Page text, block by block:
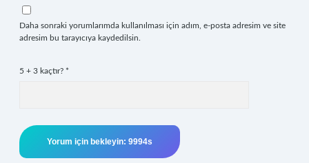
Daha sonraki yorumlarımda kullanılması için adım, e-posta adresim ve site
adresim bu tarayıcıya kaydedilsin.
5 + 3 kaçtır? *